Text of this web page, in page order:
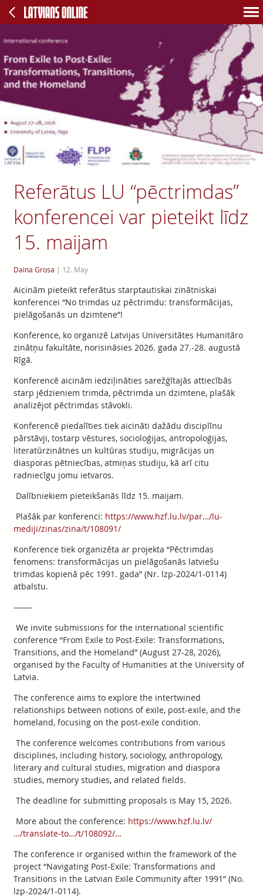
Referātus LU “pēctrimdas”
konferencei var pieteikt līdz
15. maijam
Daina Grosa | 12. May
Aicinām pieteikt referātus starptautiskai zinātniskai
konferencei “No trimdas uz pēctrimdu: transformācijas,
pielāgošanās un dzimtene”!
Konference, ko organizē Latvijas Universitātes Humanitāro
zinātņu fakultāte, norisināsies 2026. gada 27.-28. augustā
Rīgā.
Konferencē aicinām iedziļināties sarežģītajās attiecībās
starp jēdzieniem trimda, pēctrimda un dzimtene, plašāk
analizējot pēctrimdas stāvokli.
Konferencē piedalīties tiek aicināti dažādu disciplīnu
pārstāvji, tostarp vēstures, socioloģijas, antropoloģijas,
literatūrzinātnes un kultūras studiju, migrācijas un
diasporas pētniecības, atmiņas studiju, kā arī citu
radniecīgu jomu ietvaros.
Dalībniekiem pieteikšanās līdz 15. maijam.
Plašāk par konferenci: https://www.hzf.lu.lv/par…/lu-
mediji/zinas/zina/t/108091/
Konference tiek organizēta ar projekta “Pēctrimdas
fenomens: transformācijas un pielāgošanās latviešu
trimdas kopienā pēc 1991. gada” (Nr. lzp-2024/1-0114)
atbalstu.
——-
We invite submissions for the international scientific
conference “From Exile to Post-Exile: Transformations,
Transitions, and the Homeland” (August 27-28, 2026),
organised by the Faculty of Humanities at the University of
Latvia.
The conference aims to explore the intertwined
relationships between notions of exile, post-exile, and the
homeland, focusing on the post-exile condition.
The conference welcomes contributions from various
disciplines, including history, sociology, anthropology,
literary and cultural studies, migration and diaspora
studies, memory studies, and related fields.
The deadline for submitting proposals is May 15, 2026.
More about the conference: https://www.hzf.lu.lv/
…/translate-to…/t/108092/…
The conference ir organised within the framework of the
project “Navigating Post-Exile: Transformations and
Transitions in the Latvian Exile Community after 1991” (No.
lzp-2024/1-0114).